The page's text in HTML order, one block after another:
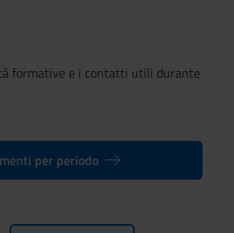
formative e i contatti utili durante
per periodo